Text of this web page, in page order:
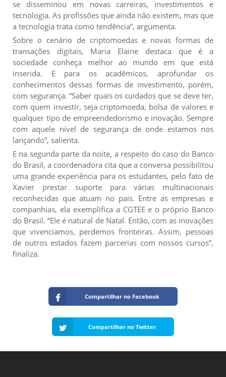
se disseminou em novas carreiras, investimentos e
tecnologia. As profissões que ainda não existem, mas que
a tecnologia trata como tendência”, argumenta.
Sobre o cenário de criptomoedas e novas formas de
transações digitais, Maria Elaine destaca que é a
sociedade conheça melhor ao mundo em que está
inserida. E para os acadêmicos, aprofundar os
conhecimentos dessas formas de investimento, porém,
com segurança. “Saber quais os cuidados que se deve ter,
com quem investir, seja criptomoeda, bolsa de valores e
qualquer tipo de empreendedorismo e inovação. Sempre
com aquele nível de segurança de onde estamos nos
lançando”, salienta.
E na segunda parte da noite, a respeito do caso do Banco
do Brasil, a coordenadora cita que a conversa possibilitou
uma grande experiência para os estudantes, pelo fato de
Xavier prestar suporte para várias multinacionais
reconhecidas que atuam no país. Entre as empresas e
companhias, ela exemplifica a CGTEE e o próprio Banco
do Brasil. “Ele é natural de Natal. Então, com as inovações
que vivenciamos, perdemos fronteiras. Assim, pessoas
de outros estados fazem parcerias com nossos cursos”,
finaliza.
Compartilhar no Facebook
Compartilhar no Twitter